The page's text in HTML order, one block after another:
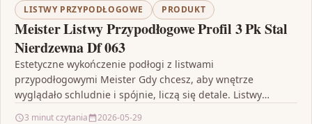
LISTWY PRZYPODŁOGOWE PRODUKT
Meister Listwy Przypodłogowe Profil 3 Pk Stal
Nierdzewna Df 063
Estetyczne wykończenie podłogi z listwami
przypodłogowymi Meister Gdy chcesz, aby wnętrze
wyglądało schludnie i spójnie, liczą się detale. Listwy
3 minut czytania 2026-05-29